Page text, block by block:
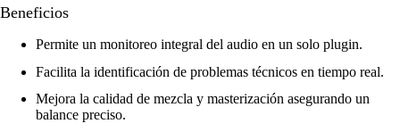
Beneficios
Permite un monitoreo integral del audio en un solo plugin.
Facilita la identificación de problemas técnicos en tiempo real.
Mejora la calidad de mezcla y masterización asegurando un
balance preciso.